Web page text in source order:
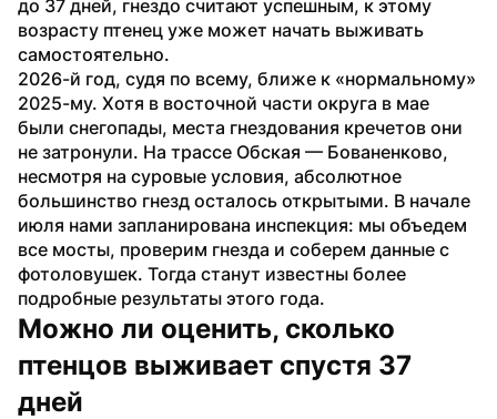
до 37 дней, гнездо считают успешным, к этому
возрасту птенец уже может начать выживать
самостоятельно.
2026-й год, судя по всему, ближе к «нормальному»
2025-му. Хотя в восточной части округа в мае
были снегопады, места гнездования кречетов они
не затронули. На трассе Обская — Бованенково,
несмотря на суровые условия, абсолютное
большинство гнезд осталось открытыми. В начале
июля нами запланирована инспекция: мы объедем
все мосты, проверим гнезда и соберем данные с
фотоловушек. Тогда станут известны более
подробные результаты этого года.
Можно ли оценить, сколько
птенцов выживает спустя 37
дней